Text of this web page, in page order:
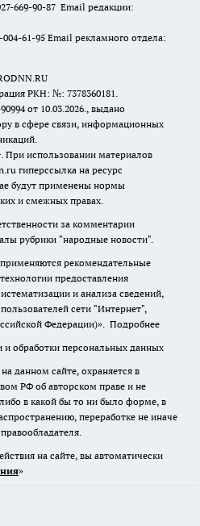
669-90-87 Email редакции:
61-95 Email рекламного отдела:
РКН: №: 7378360181.
от 10.03.2026., выдано
в сфере связи, информационных
При использовании материалов
гиперссылка на ресурс
будут применены нормы
и смежных правах.
за комментарии
рубрики "народные новости".
рекомендательные
предоставления
и анализа сведений,
сети "Интернет",
Федерации)». Подробнее
обработки персональных данных
данном сайте, охраняется в
РФ об авторском праве и не
в какой бы то ни было форме, в
переработке не иначе
на сайте, вы автоматически
»